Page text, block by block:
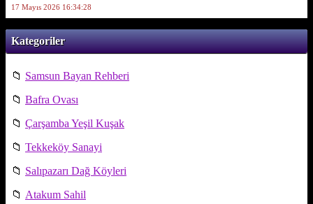
Kategoriler
📁 Samsun Bayan Rehberi
📁 Bafra Ovası
📁 Çarşamba Yeşil Kuşak
📁 Tekkeköy Sanayi
📁 Salıpazarı Dağ Köyleri
📁 Atakum Sahil
17 Mayıs 2026 16:34:28